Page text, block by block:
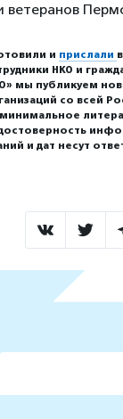
и прислали
НКО и
мы публикуем
со всей
и дат несут